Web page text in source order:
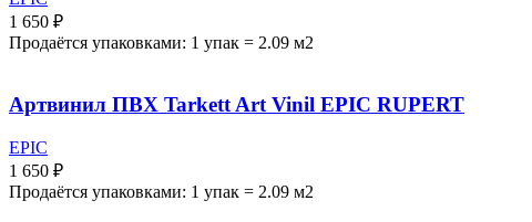
1 650 ₽
Продаётся упаковками: 1 упак = 2.09 м2
Артвинил ПВХ Tarkett Art Vinil EPIC RUPERT
EPIC
1 650 ₽
Продаётся упаковками: 1 упак = 2.09 м2